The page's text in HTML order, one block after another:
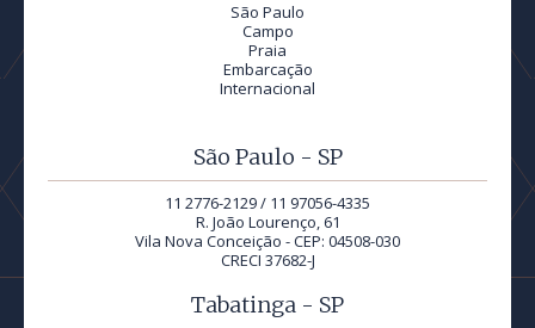
São Paulo
Campo
Praia
Embarcação
Internacional
São Paulo - SP
11 2776-2129 / 11 97056-4335
R. João Lourenço, 61
Vila Nova Conceição - CEP: 04508-030
CRECI 37682-J
Tabatinga - SP